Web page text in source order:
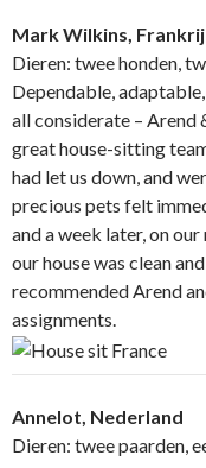
Mark Wilkins,
Dieren: twee honden,
Dependable,
all considerate – Arend
great house-sitting
had let us down, and
precious pets felt
and a week later, on
our house was clean
recommended Arend
assignments.
Annelot, Nederland
Dieren: twee paarden,